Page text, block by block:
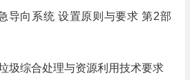
导向系统 设置原则与要求 第2部
圾综合处理与资源利用技术要求